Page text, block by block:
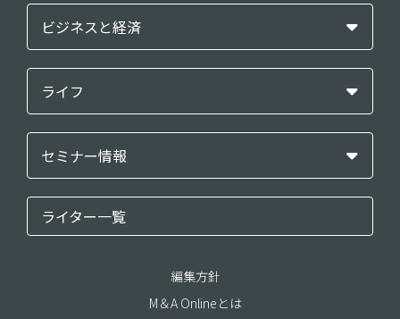
ビジネスと経済
ライフ
セミナー情報
ライター一覧
編集方針
M＆A Onlineとは